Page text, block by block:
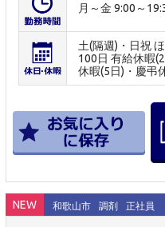
月～金 9:00～
土(隔週)・日祝
100日 有給休暇
休暇(5日)・慶弔
NEW 和歌山市 調剤 正社員